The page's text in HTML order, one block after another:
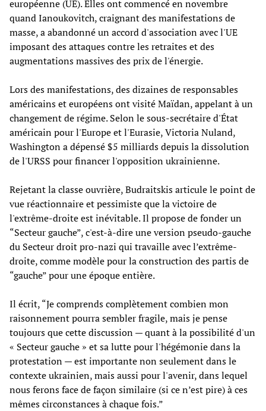
européenne (UE). Elles ont commencé en novembre
quand Ianoukovitch, craignant des manifestations de
masse, a abandonné un accord d'association avec l'UE
imposant des attaques contre les retraites et des
augmentations massives des prix de l'énergie.
Lors des manifestations, des dizaines de responsables
américains et européens ont visité Maïdan, appelant à un
changement de régime. Selon le sous-secrétaire d'État
américain pour l'Europe et l'Eurasie, Victoria Nuland,
Washington a dépensé $5 milliards depuis la dissolution
de l'URSS pour financer l'opposition ukrainienne.
Rejetant la classe ouvrière, Budraitskis articule le point de
vue réactionnaire et pessimiste que la victoire de
l'extrême-droite est inévitable. Il propose de fonder un
“Secteur gauche”, c'est-à-dire une version pseudo-gauche
du Secteur droit pro-nazi qui travaille avec l’extrême-
droite, comme modèle pour la construction des partis de
“gauche” pour une époque entière.
Il écrit, “Je comprends complètement combien mon
raisonnement pourra sembler fragile, mais je pense
toujours que cette discussion — quant à la possibilité d'un
« Secteur gauche » et sa lutte pour l'hégémonie dans la
protestation — est importante non seulement dans le
contexte ukrainien, mais aussi pour l'avenir, dans lequel
nous ferons face de façon similaire (si ce n’est pire) à ces
mêmes circonstances à chaque fois.”